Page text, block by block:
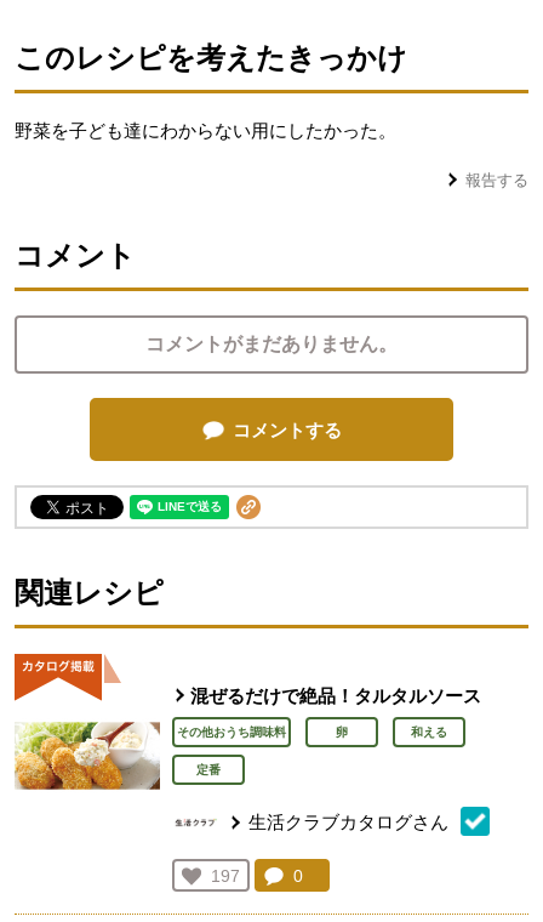
このレシピを考えたきっかけ
野菜を子ども達にわからない用にしたかった。
報告する
コメント
コメントがまだありません。
コメントする
関連レシピ
混ぜるだけで絶品！タルタルソース
その他おうち調味料 卵 和える
定番
生活クラブカタログさん
お気に入り登録：
197
人が登録
コメント：
0